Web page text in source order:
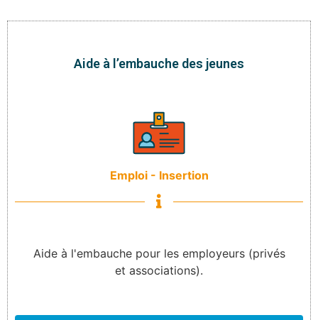
Aide à l’embauche des jeunes
Emploi - Insertion
Aide à l'embauche pour les employeurs (privés
et associations).